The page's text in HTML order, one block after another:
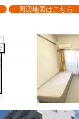
周辺地図はこちら